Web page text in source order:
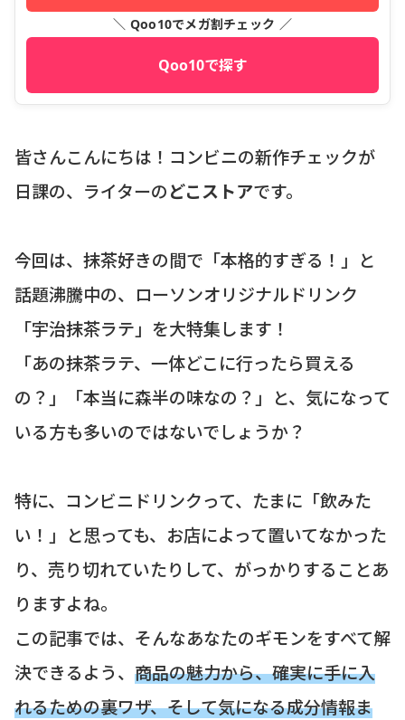
＼ Qoo10でメガ割チェック ／
Qoo10で探す
皆さんこんにちは！コンビニの新作チェックが
日課の、ライターのどこストアです。
今回は、抹茶好きの間で「本格的すぎる！」と
話題沸騰中の、ローソンオリジナルドリンク
「宇治抹茶ラテ」を大特集します！
「あの抹茶ラテ、一体どこに行ったら買える
の？」「本当に森半の味なの？」と、気になって
いる方も多いのではないでしょうか？
特に、コンビニドリンクって、たまに「飲みた
い！」と思っても、お店によって置いてなかった
り、売り切れていたりして、がっかりすることあ
りますよね。
この記事では、そんなあなたのギモンをすべて解
決できるよう、 商品の魅力から、確実に手に入
れるための裏ワザ、そして気になる成分情報ま